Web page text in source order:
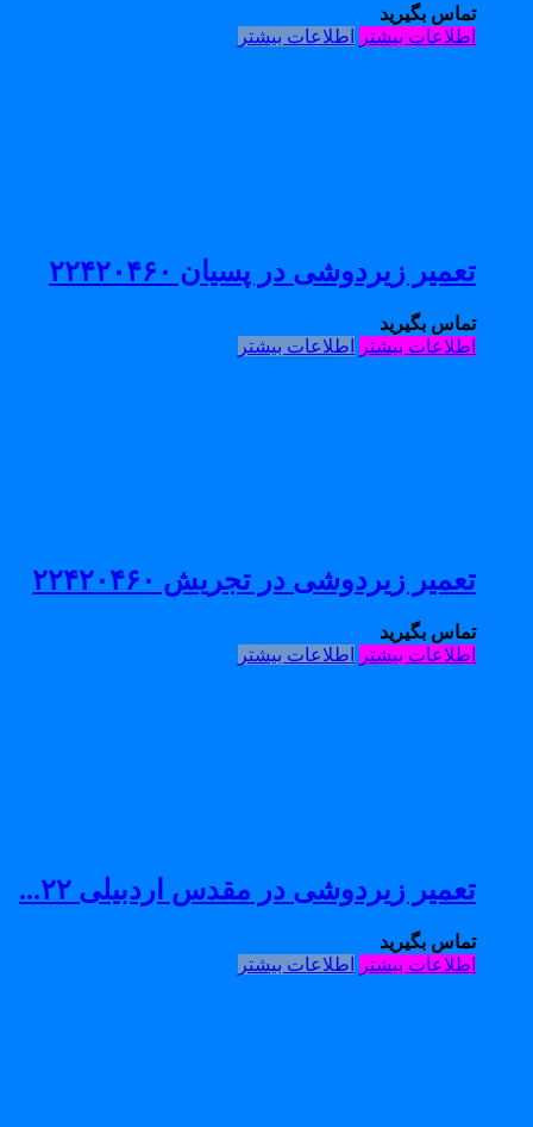
تماس بگیرید
اطلاعات بیشتر اطلاعات بیشتر
تعمیر زیردوشی در پسیان ۲۲۴۲۰۴۶۰
تماس بگیرید
اطلاعات بیشتر اطلاعات بیشتر
تعمیر زیردوشی در تجریش ۲۲۴۲۰۴۶۰
تماس بگیرید
اطلاعات بیشتر اطلاعات بیشتر
تعمیر زیردوشی در مقدس اردبیلی ۲۲...
تماس بگیرید
اطلاعات بیشتر اطلاعات بیشتر